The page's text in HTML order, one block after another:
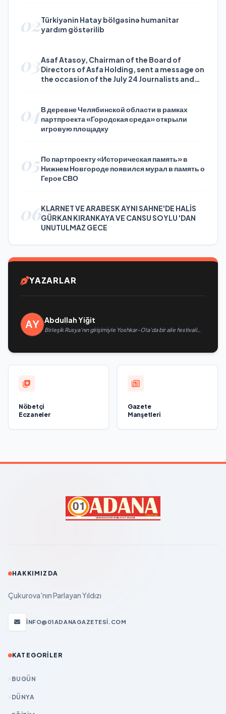
02Türkiyənin Hatay bölgəsinə humanitar
yardım göstərilib
03Asaf Atasoy, Chairman of the Board of
Directors of Asfa Holding, sent a message on
the occasion of the July 24 Journalists and
04В деревне Челябинской области в рамках
партпроекта «Городская среда» открыли
игровую площадку
05По партпроекту «Историческая память» в
Нижнем Новгороде появился мурал в память о
Герое СВО
06KLARNET VE ARABESK AYNI SAHNE'DE HALİS
GÜRKAN KIRANKAYA VE CANSU SOYLU 'DAN
UNUTULMAZ GECE
YAZARLAR
Abdullah Yiğit
Birleşik Rusya’nın girişimiyle Yoshkar-Ola’da bir aile festivali
Nöbetçi
Eczaneler
Gazete
Manşetleri
HAKKIMIZDA
Çukurova'nın Parlayan Yıldızı
INFO@01ADANAGAZETESI.COM
KATEGORILER
BUGÜN
DÜNYA